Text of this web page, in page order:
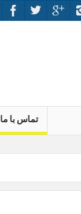
تماس با ما